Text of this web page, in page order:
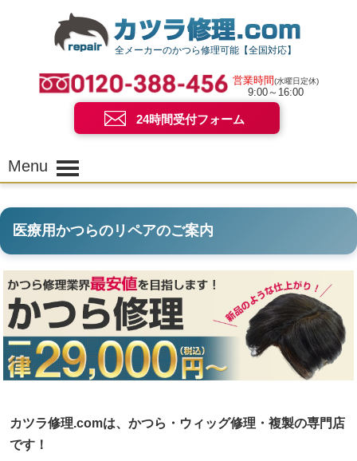
全メーカーのかつら修理可能【全国対応】
営業時間(水曜日定休)
9:00～16:00
24時間受付フォーム
Menu
医療用かつらのリペアのご案内
カツラ修理.comは、かつら・ウィッグ修理・複製の専門店
です！